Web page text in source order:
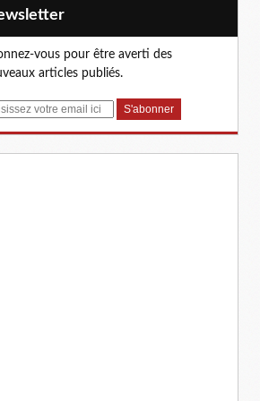
vous pour être averti des
articles publiés.